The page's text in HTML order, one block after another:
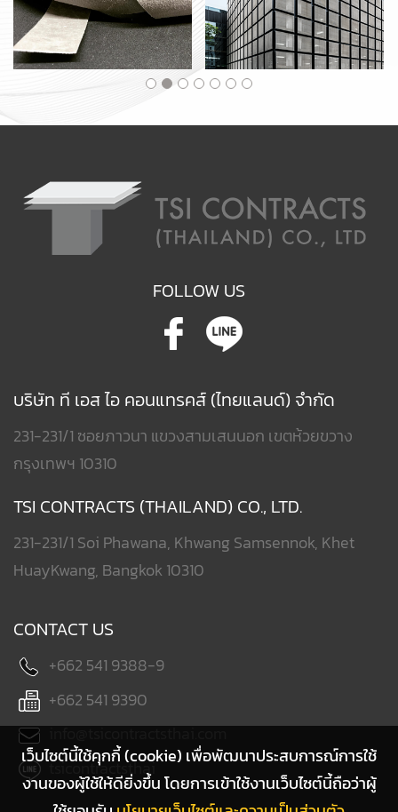
FOLLOW US
บริษัท ที เอส ไอ คอนแทรคส์ (ไทยแลนด์) จำกัด
231-231/1 ซอยภาวนา แขวงสามเสนนอก เขตห้วยขวาง
กรุงเทพฯ 10310
TSI CONTRACTS (THAILAND) CO., LTD.
231-231/1 Soi Phawana, Khwang Samsennok, Khet
HuayKwang, Bangkok 10310
CONTACT US
+662 541 9388-9
+662 541 9390
info@tsicontractsthai.com
tsicontractsthai
เว็บไซต์นี้ใช้คุกกี้ (cookie) เพื่อพัฒนาประสบการณ์การใช้
งานของผู้ใช้ให้ดียิ่งขึ้น โดยการเข้าใช้งานเว็บไซต์นี้ถือว่าผู้